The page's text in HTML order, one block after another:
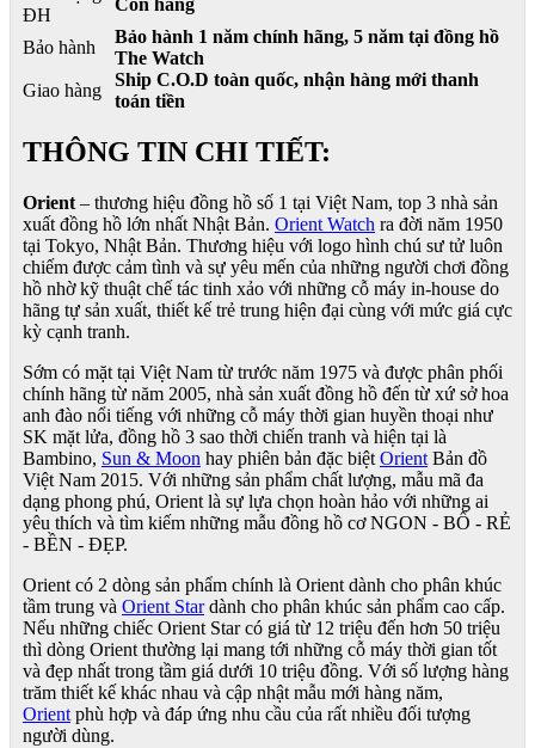
ĐH
Còn hàng
Bảo hành
Bảo hành 1 năm chính hãng, 5 năm tại đồng hồ
The Watch
Giao hàng
Ship C.O.D toàn quốc, nhận hàng mới thanh
toán tiền
THÔNG TIN CHI TIẾT:
Orient – thương hiệu đồng hồ số 1 tại Việt Nam, top 3 nhà sản
xuất đồng hồ lớn nhất Nhật Bản. Orient Watch ra đời năm 1950
tại Tokyo, Nhật Bản. Thương hiệu với logo hình chú sư tử luôn
chiếm được cảm tình và sự yêu mến của những người chơi đồng
hồ nhờ kỹ thuật chế tác tinh xảo với những cỗ máy in-house do
hãng tự sản xuất, thiết kế trẻ trung hiện đại cùng với mức giá cực
kỳ cạnh tranh.
Sớm có mặt tại Việt Nam từ trước năm 1975 và được phân phối
chính hãng từ năm 2005, nhà sản xuất đồng hồ đến từ xứ sở hoa
anh đào nổi tiếng với những cỗ máy thời gian huyền thoại như
SK mặt lửa, đồng hồ 3 sao thời chiến tranh và hiện tại là
Bambino, Sun & Moon hay phiên bản đặc biệt Orient Bản đồ
Việt Nam 2015. Với những sản phẩm chất lượng, mẫu mã đa
dạng phong phú, Orient là sự lựa chọn hoàn hảo với những ai
yêu thích và tìm kiếm những mẫu đồng hồ cơ NGON - BỔ - RẺ
- BỀN - ĐẸP.
Orient có 2 dòng sản phẩm chính là Orient dành cho phân khúc
tầm trung và Orient Stardành cho phân khúc sản phẩm cao cấp.
Nếu những chiếc Orient Star có giá từ 12 triệu đến hơn 50 triệu
thì dòng Orient thường lại mang tới những cỗ máy thời gian tốt
và đẹp nhất trong tầm giá dưới 10 triệu đồng. Với số lượng hàng
trăm thiết kế khác nhau và cập nhật mẫu mới hàng năm,
Orient phù hợp và đáp ứng nhu cầu của rất nhiều đối tượng
người dùng.​